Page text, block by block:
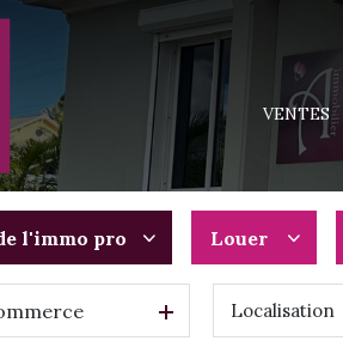
VENTES
TERRAINS
l'immo pro Louer
à l'année
Localisation